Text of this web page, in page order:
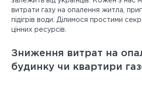
витрати газу на опалення житла,
підігрів води. Ділимося простими
цінних ресурсів.
Зниження витрат на
будинку чи квартири